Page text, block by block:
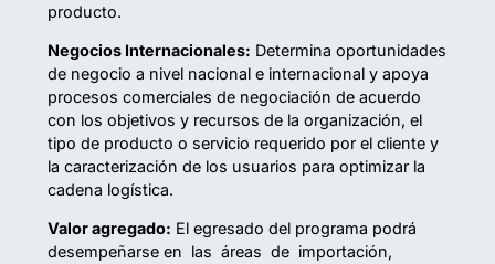
producto.
Negocios Internacionales: Determina oportunidades
de negocio a nivel nacional e internacional y apoya
procesos comerciales de negociación de acuerdo
con los objetivos y recursos de la organización, el
tipo de producto o servicio requerido por el cliente y
la caracterización de los usuarios para optimizar la
cadena logística.
Valor agregado: El egresado del programa podrá
desempeñarse en las áreas de importación,